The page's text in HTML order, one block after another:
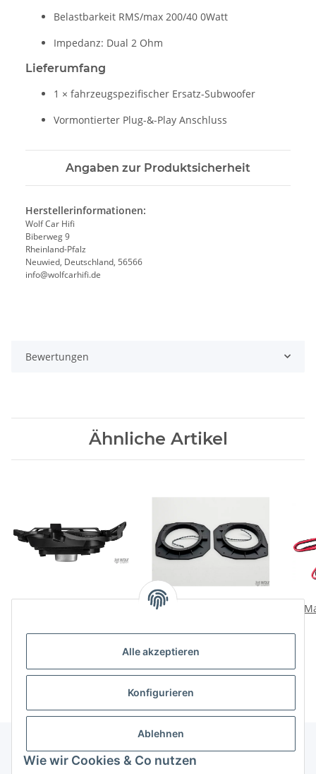
Alle akzeptieren
Konfigurieren
Ablehnen
Wie wir Cookies & Co nutzen
Belastbarkeit RMS/max 200/40 0Watt
Impedanz: Dual 2 Ohm
Lieferumfang
1 × fahrzeugspezifischer Ersatz-Subwoofer
Vormontierter Plug-&-Play Anschluss
Angaben zur Produktsicherheit
Herstellerinformationen:
Wolf Car Hifi
Biberweg 9
Rheinland-Pfalz
Neuwied, Deutschland, 56566
info@wolfcarhifi.de
Bewertungen
Ähnliche Artikel
499,00 €*
Mercedes SLK R172
200mm HELIX i5
130,00 €*